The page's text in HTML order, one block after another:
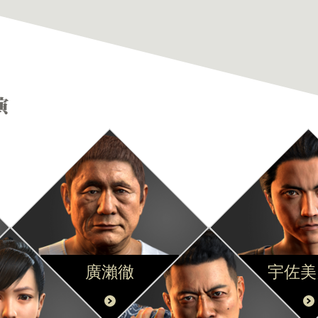
廣瀨徹 宇佐